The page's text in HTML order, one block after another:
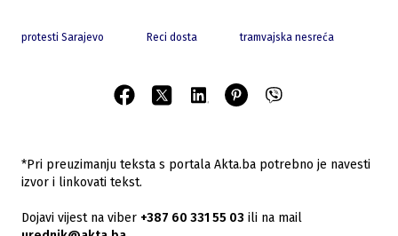
protesti Sarajevo Reci dosta tramvajska nesreća
*Pri preuzimanju teksta s portala Akta.ba potrebno je navesti
izvor i linkovati tekst.
Dojavi vijest na viber +387 60 331 55 03 ili na mail